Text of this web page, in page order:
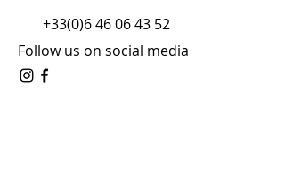
+33(0)6 46 06 43 52
Follow us on social media